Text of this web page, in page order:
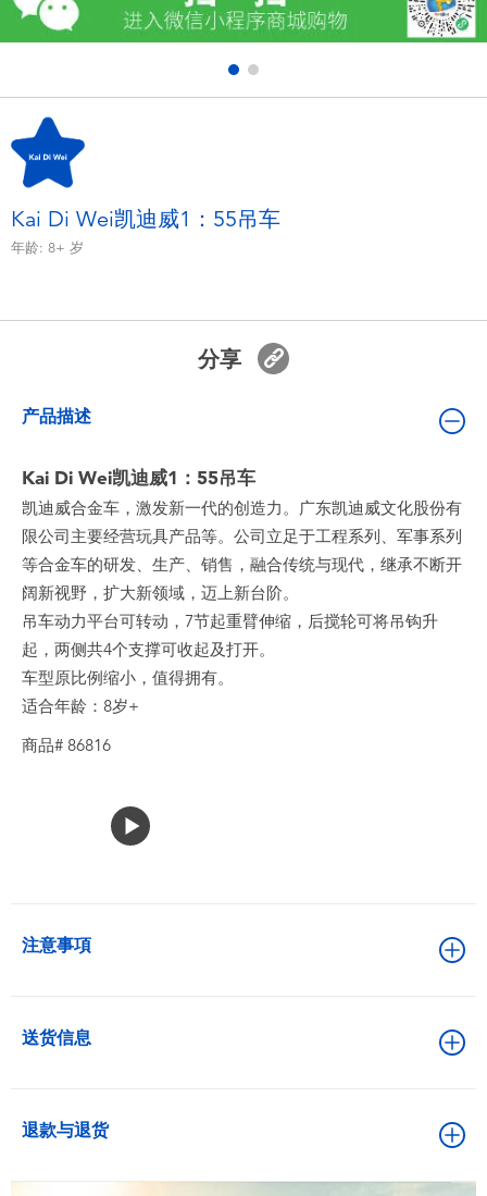
户外及运动产品
模仿，化妆及造型系列
毛绒公仔玩具
玩具促销
玩具清货
Kai Di Wei凯迪威1：55吊车
年龄: 8+ 岁
分享
产品描述
Kai Di Wei凯迪威1：55吊车
凯迪威合金车，激发新一代的创造力。广东凯迪威文化股份有
限公司主要经营玩具产品等。公司立足于工程系列、军事系列
等合金车的研发、生产、销售，融合传统与现代，继承不断开
阔新视野，扩大新领域，迈上新台阶。
吊车动力平台可转动，7节起重臂伸缩，后搅轮可将吊钩升
起，两侧共4个支撑可收起及打开。
车型原比例缩小，值得拥有。
适合年龄：8岁+
商品# 86816
注意事項
送货信息
退款与退货